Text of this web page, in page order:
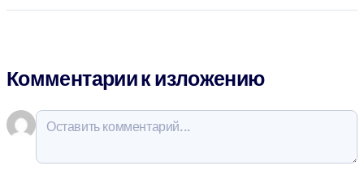
Комментарии к изложению